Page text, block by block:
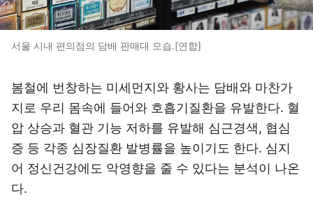
서울 시내 편의점의 담배 판매대 모습.[연합]
봄철에 번창하는 미세먼지와 황사는 담배와 마찬가
지로 우리 몸속에 들어와 호흡기질환을 유발한다. 혈
압 상승과 혈관 기능 저하를 유발해 심근경색, 협심
증 등 각종 심장질환 발병률을 높이기도 한다. 심지
어 정신건강에도 악영향을 줄 수 있다는 분석이 나온
다.